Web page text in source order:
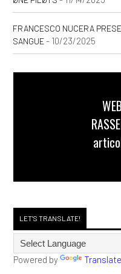
FRANCESCO NUCERA
SANGUE- 10/23/2025
LET'S TRANSLATE!
Powered by Translate